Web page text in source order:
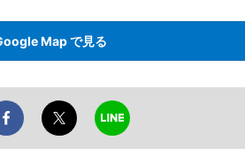
Map で見る